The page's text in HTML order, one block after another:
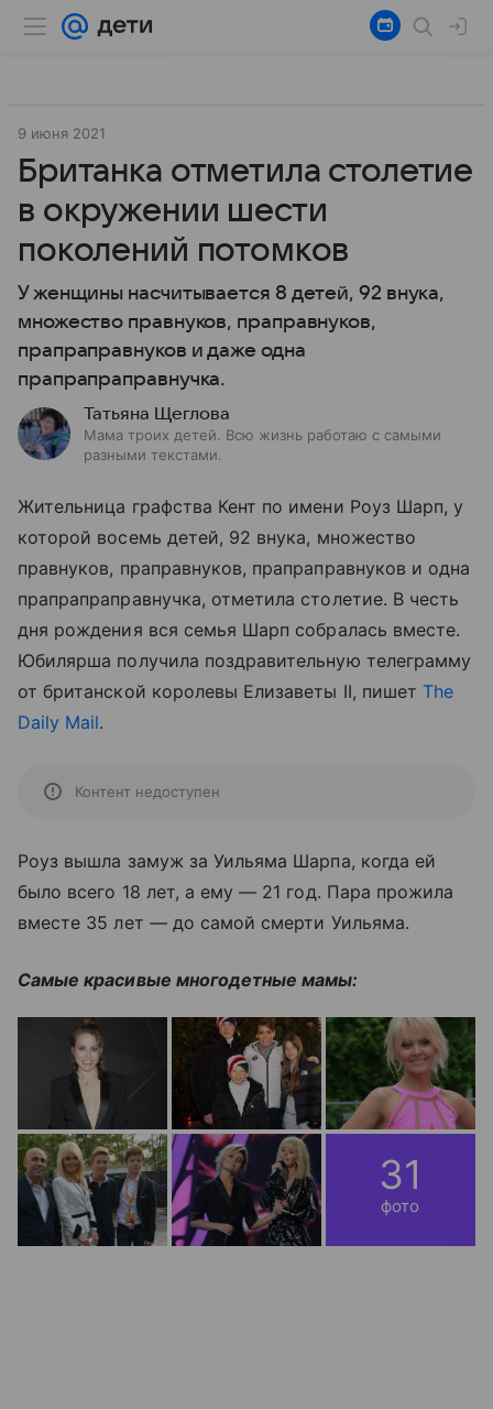
9 июня 2021
Британка отметила столетие
в окружении шести
поколений потомков
У женщины насчитывается 8 детей, 92 внука,
множество правнуков, праправнуков,
прапраправнуков и даже одна
прапрапраправнучка.
Татьяна Щеглова
Мама троих детей. Всю жизнь работаю с самыми
разными текстами.
Жительница графства Кент по имени Роуз Шарп, у
которой восемь детей, 92 внука, множество
правнуков, праправнуков, прапраправнуков и одна
прапрапраправнучка, отметила столетие. В честь
дня рождения вся семья Шарп собралась вместе.
Юбилярша получила поздравительную телеграмму
от британской королевы Елизаветы II, пишет The
Daily Mail.
Контент недоступен
Роуз вышла замуж за Уильяма Шарпа, когда ей
было всего 18 лет, а ему — 21 год. Пара прожила
вместе 35 лет — до самой смерти Уильяма.
Самые красивые многодетные мамы:
31
фото